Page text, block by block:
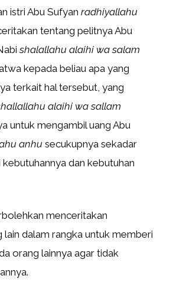
istri Abu Sufyan radhiyallahu
tentang pelitnya Abu
shalallahu alaihi wa salam
kepada beliau apa yang
terkait hal tersebut, yang
alaihi wa sallam
untuk mengambil uang Abu
anhu secukupnya sekadar
dan kebutuhan
menceritakan
lain dalam rangka untuk memberi
orang lainnya agar tidak